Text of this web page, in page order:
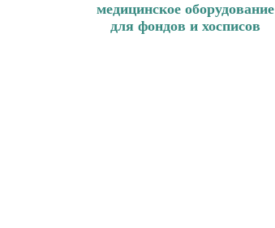
медицинское оборудование
для фондов и хосписов